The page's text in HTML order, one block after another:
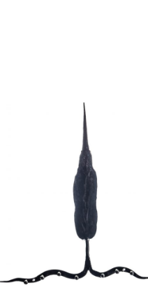
AGGIUNGI AL CARRELLO